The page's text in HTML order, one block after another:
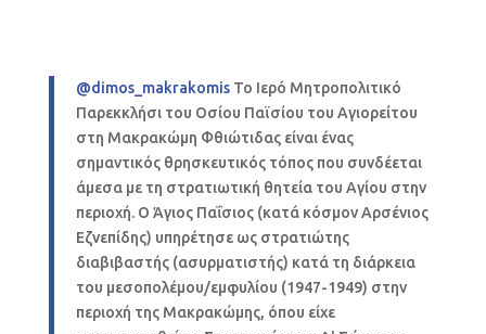
@dimos_makrakomisΤο Ιερό Μητροπολιτικό
Παρεκκλήσι του Οσίου Παϊσίου του Αγιορείτου
στη Μακρακώμη Φθιώτιδας είναι ένας
σημαντικός θρησκευτικός τόπος που συνδέεται
άμεσα με τη στρατιωτική θητεία του Αγίου στην
περιοχή. Ο Άγιος Παΐσιος (κατά κόσμον Αρσένιος
Εζνεπίδης) υπηρέτησε ως στρατιώτης
διαβιβαστής (ασυρματιστής) κατά τη διάρκεια
του μεσοπολέμου/εμφυλίου (1947-1949) στην
περιοχή της Μακρακώμης, όπου είχε